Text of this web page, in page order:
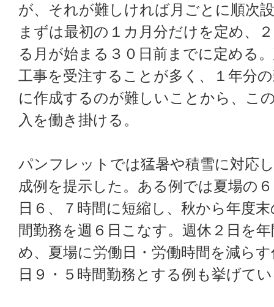
が、それが難しければ月ごとに順次
まずは最初の１カ月分だけを定め、
る月が始まる３０日前までに定める
工事を受注することが多く、１年分
に作成するのが難しいことから、こ
入を働き掛ける。
パンフレットでは猛暑や積雪に対応
成例を提示した。ある例では夏場の
日６、７時間に短縮し、秋から年度
間勤務を週６日こなす。週休２日を
め、夏場に労働日・労働時間を減ら
日９・５時間勤務とする例も挙げて